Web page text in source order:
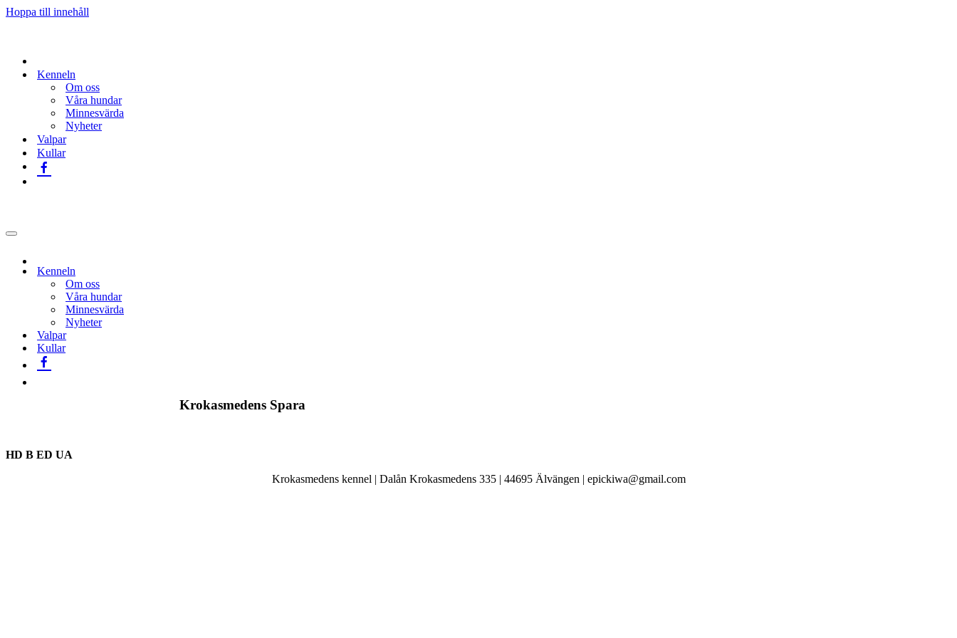
Hoppa till innehåll
Kenneln
Om oss
Våra hundar
Minnesvärda
Nyheter
Valpar
Kullar
Navigeringsmeny
Kenneln
Om oss
Våra hundar
Minnesvärda
Nyheter
Valpar
Kullar
Krokasmedens Spara
HD B ED UA
Krokasmedens kennel | Dalån Krokasmedens 335 | 44695 Älvängen | epickiwa@gmail.com